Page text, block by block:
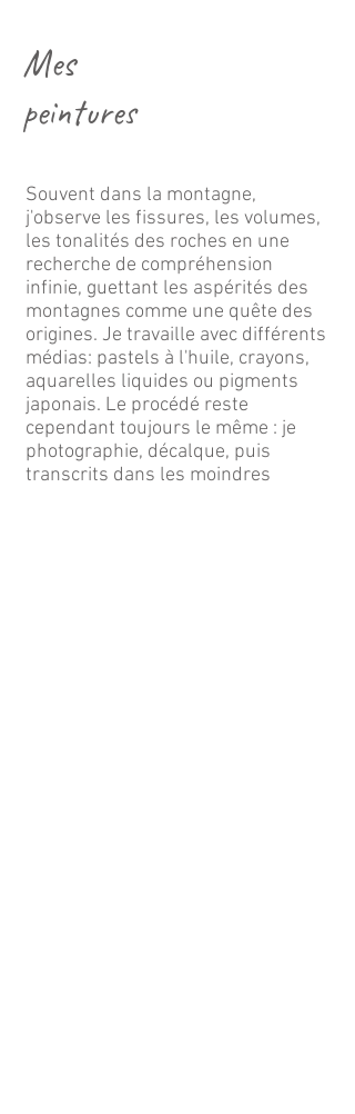
Mes
peintures
Souvent dans la montagne,
j'observe les fissures, les volumes,
les tonalités des roches en une
recherche de compréhension
infinie, guettant les aspérités des
montagnes comme une quête des
origines. Je travaille avec différents
médias: pastels à l'huile, crayons,
aquarelles liquides ou pigments
japonais. Le procédé reste
cependant toujours le même : je
photographie, décalque, puis
transcrits dans les moindres